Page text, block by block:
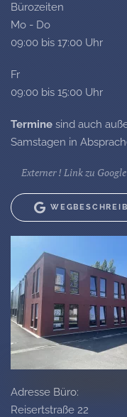
Bürozeiten
Mo - Do
09:00 bis 17:00 Uhr
Fr
09:00 bis 15:00 Uhr
Termine sind auch
Samstagen in
Externer ! Link zu
Adresse Büro:
Reisertstraße 22